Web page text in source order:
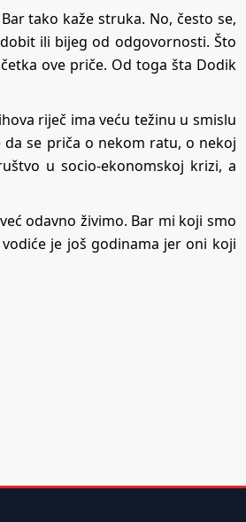
tako kaže struka. No, često se,
ili bijeg od odgovornosti. Što
ove priče. Od toga šta Dodik
riječ ima veću težinu u smislu
se priča o nekom ratu, o nekoj
u socio-ekonomskoj krizi, a
odavno živimo. Bar mi koji smo
je još godinama jer oni koji